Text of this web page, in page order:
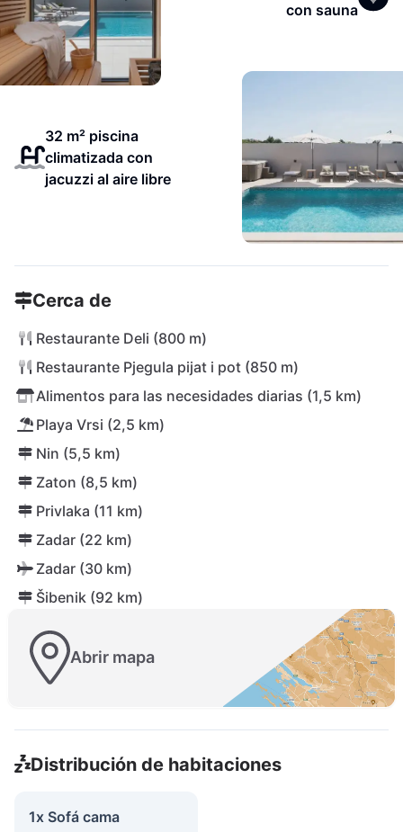
con sauna
32 m² piscina
climatizada con
jacuzzi al aire libre
Cerca de
Restaurante Deli (800 m)
Restaurante Pjegula pijat i pot (850 m)
Alimentos para las necesidades diarias (1,5 km)
Playa Vrsi (2,5 km)
Nin (5,5 km)
Zaton (8,5 km)
Privlaka (11 km)
Zadar (22 km)
Zadar (30 km)
Šibenik (92 km)
Abrir mapa
Distribución de habitaciones
1x Sofá cama